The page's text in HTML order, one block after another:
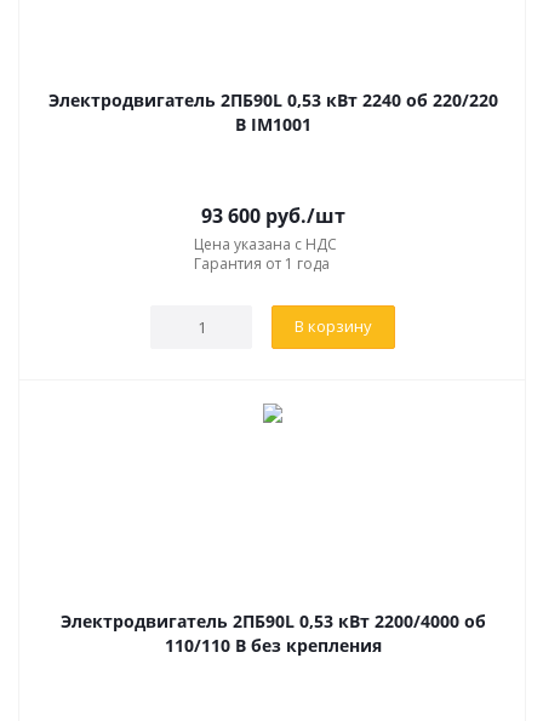
Электродвигатель 2ПБ90L 0,53 кВт 2240 об 220/220
В IM1001
93 600руб./шт
Цена указана с НДС
Гарантия от 1 года
В корзину
Электродвигатель 2ПБ90L 0,53 кВт 2200/4000 об
110/110 В без крепления